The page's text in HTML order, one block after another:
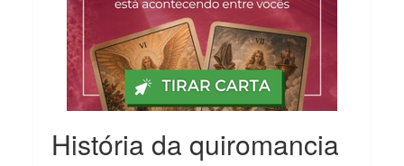
História da quiromancia